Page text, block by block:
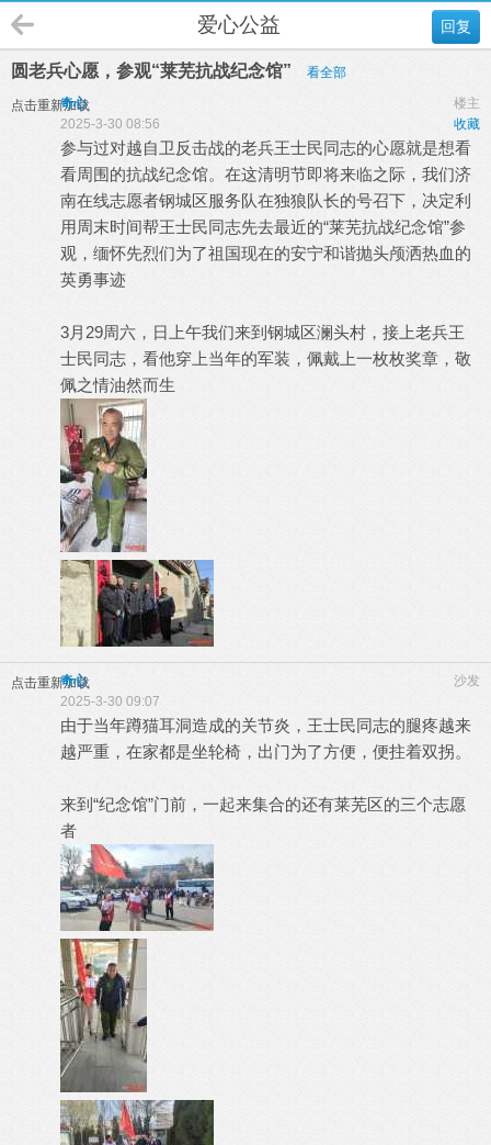
回复
爱心公益
圆老兵心愿，参观“莱芜抗战纪念馆” 看全部
点击重新加载 楼主
奇心
收藏
2025-3-30 08:56
参与过对越自卫反击战的老兵王士民同志的心愿就是想看
看周围的抗战纪念馆。在这清明节即将来临之际，我们济
南在线志愿者钢城区服务队在独狼队长的号召下，决定利
用周末时间帮王士民同志先去最近的“莱芜抗战纪念馆”参
观，缅怀先烈们为了祖国现在的安宁和谐抛头颅洒热血的
英勇事迹
3月29周六，日上午我们来到钢城区澜头村，接上老兵王
士民同志，看他穿上当年的军装，佩戴上一枚枚奖章，敬
佩之情油然而生
点击重新加载 沙发
奇心
2025-3-30 09:07
由于当年蹲猫耳洞造成的关节炎，王士民同志的腿疼越来
越严重，在家都是坐轮椅，出门为了方便，便拄着双拐。
来到“纪念馆”门前，一起来集合的还有莱芜区的三个志愿
者